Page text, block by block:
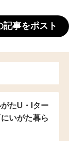
記事をポスト
がたU・Iター
いがた暮ら